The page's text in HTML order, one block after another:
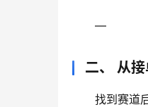
—
二、 从
找到赛道